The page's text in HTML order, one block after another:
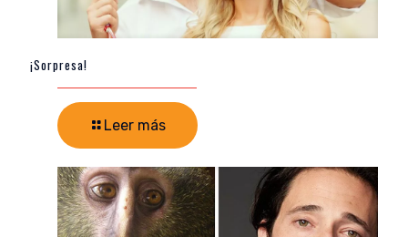
¡Sorpresa!
Leer más